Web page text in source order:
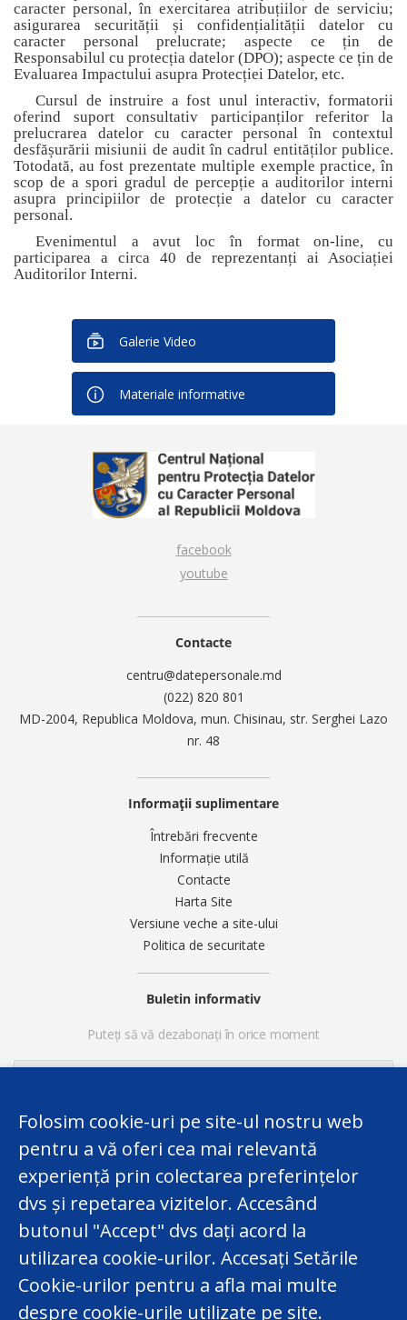
caracter personal, în exercitarea atribuțiilor de serviciu;
asigurarea securității și confidențialității datelor cu
caracter personal prelucrate; aspecte ce țin de
Responsabilul cu protecția datelor (DPO); aspecte ce țin de
Evaluarea Impactului asupra Protecției Datelor, etc.
Cursul de instruire a fost unul interactiv, formatorii
oferind suport consultativ participanților referitor la
prelucrarea datelor cu caracter personal în contextul
desfășurării misiunii de audit în cadrul entităților publice.
Totodată, au fost prezentate multiple exemple practice, în
scop de a spori gradul de percepție a auditorilor interni
asupra principiilor de protecție a datelor cu caracter
personal.
Evenimentul a avut loc în format on-line, cu
participarea a circa 40 de reprezentanți ai Asociației
Auditorilor Interni.
Galerie Video
Materiale informative
facebook
youtube
Contacte
centru@datepersonale.md
(022) 820 801
MD-2004, Republica Moldova, mun. Chisinau, str. Serghei Lazo
nr. 48
Informații suplimentare
Întrebări frecvente
Informație utilă
Contacte
Harta Site
Versiune veche a site-ului
Politica de securitate
Buletin informativ
Puteți să vă dezabonați în orice moment
Acest website a fost elaborat în cadrul Proiectului
Twinning finanțat de UE „Consolidarea Capacităților
Centrului Național pentru Protecția Datelor cu Caracter
Folosim cookie-uri pe site-ul nostru web
pentru a vă oferi cea mai relevantă
experiență prin colectarea preferințelor
dvs și repetarea vizitelor. Accesând
butonul "Accept" dvs dați acord la
utilizarea cookie-urilor. Accesați Setările
Cookie-urilor pentru a afla mai multe
despre cookie-urile utilizate pe site.